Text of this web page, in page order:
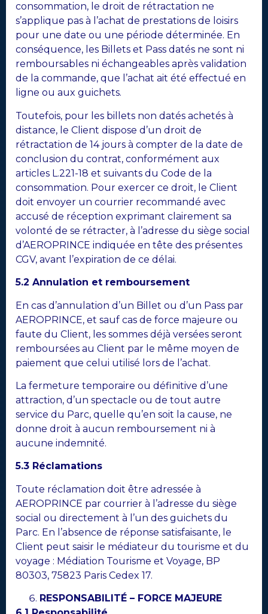
consommation, le droit de rétractation ne
s’applique pas à l’achat de prestations de loisirs
pour une date ou une période déterminée. En
conséquence, les Billets et Pass datés ne sont ni
remboursables ni échangeables après validation
de la commande, que l’achat ait été effectué en
ligne ou aux guichets.
Toutefois, pour les billets non datés achetés à
distance, le Client dispose d’un droit de
rétractation de 14 jours à compter de la date de
conclusion du contrat, conformément aux
articles L.221-18 et suivants du Code de la
consommation. Pour exercer ce droit, le Client
doit envoyer un courrier recommandé avec
accusé de réception exprimant clairement sa
volonté de se rétracter, à l’adresse du siège social
d’AEROPRINCE indiquée en tête des présentes
CGV, avant l’expiration de ce délai.
5.2 Annulation et remboursement
En cas d’annulation d’un Billet ou d’un Pass par
AEROPRINCE, et sauf cas de force majeure ou
faute du Client, les sommes déjà versées seront
remboursées au Client par le même moyen de
paiement que celui utilisé lors de l’achat.
La fermeture temporaire ou définitive d’une
attraction, d’un spectacle ou de tout autre
service du Parc, quelle qu’en soit la cause, ne
donne droit à aucun remboursement ni à
aucune indemnité.
5.3 Réclamations
Toute réclamation doit être adressée à
AEROPRINCE par courrier à l’adresse du siège
social ou directement à l’un des guichets du
Parc. En l’absence de réponse satisfaisante, le
Client peut saisir le médiateur du tourisme et du
voyage : Médiation Tourisme et Voyage, BP
80303, 75823 Paris Cedex 17.
RESPONSABILITÉ – FORCE MAJEURE